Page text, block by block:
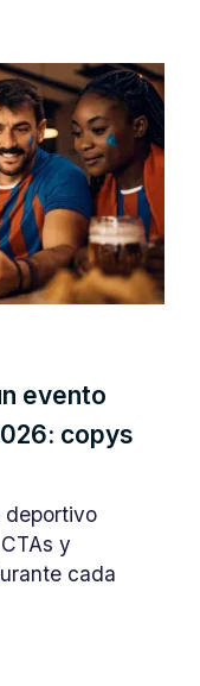
evento
copys
deportivo
y
cada